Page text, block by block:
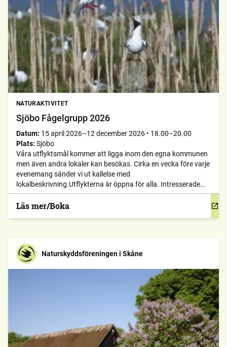
NATURAKTIVITET
Sjöbo Fågelgrupp 2026
Datum: 15 april 2026–12 december 2026 • 18.00–20.00
Plats: Sjöbo
Våra utflyktsmål kommer att ligga inom den egna kommunen
men även andra lokaler kan besökas. Cirka en vecka före varje
evenemang sänder vi ut kallelse med
lokalbeskrivning.Utflykterna är öppna för alla. Intresserade
som inte står på vår sändlista bör meddela namn, e-
postadress och telefonnummer till någon av
Läs mer/Boka
Naturskyddsföreningen i Skåne